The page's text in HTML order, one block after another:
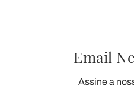
Email
Assine a